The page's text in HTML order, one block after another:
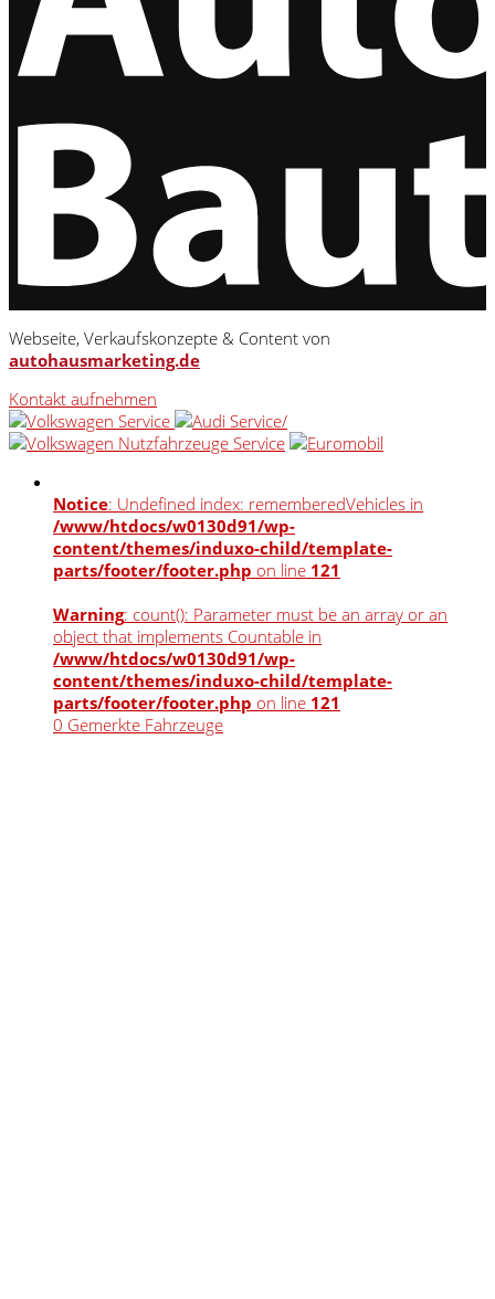
Webseite, Verkaufskonzepte & Content von
autohausmarketing.de
Kontakt aufnehmen
Notice: Undefined index: rememberedVehicles in
/www/htdocs/w0130d91/wp-
content/themes/induxo-child/template-
parts/footer/footer.php on line 121
Warning: count(): Parameter must be an array or an
object that implements Countable in
/www/htdocs/w0130d91/wp-
content/themes/induxo-child/template-
parts/footer/footer.php on line 121
0 Gemerkte Fahrzeuge